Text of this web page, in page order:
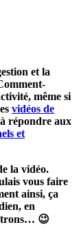
et la
même si
vidéos de
répondre aux
et
la vidéo.
vous faire
ainsi, ça
en
😉